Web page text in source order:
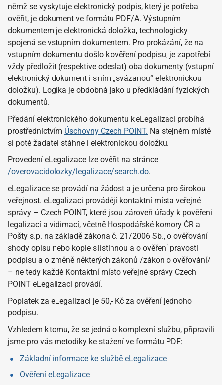
němž se vyskytuje elektronický podpis, který je potřeba
ověřit, je dokument ve formátu PDF/A. Výstupním
dokumentem je elektronická doložka, technologicky
spojená se vstupním dokumentem. Pro prokázání, že na
vstupním dokumentu došlo k ověření podpisu, je zapotřebí
vždy předložit (respektive odeslat) oba dokumenty (vstupní
elektronický dokument i s ním „svázanou“ elektronickou
doložku). Logika je obdobná jako u předkládání fyzických
dokumentů.
Předání elektronického dokumentu k eLegalizaci probíhá
prostřednictvím Úschovny Czech POINT. Na stejném místě
si poté žadatel stáhne i elektronickou doložku.
Provedení eLegalizace lze ověřit na stránce
/overovacidolozky/legalizace/search.do.
eLegalizace se provádí na žádost a je určena pro širokou
veřejnost. eLegalizaci provádějí kontaktní místa veřejné
správy – Czech POINT, které jsou zároveň úřady k pověřeni
legalizací a vidimací, včetně Hospodářské komory ČR a
Pošty s.p. na základě zákona č. 21/2006 Sb., o ověřování
shody opisu nebo kopie s listinnou a o ověření pravosti
podpisu a o změně některých zákonů /zákon o ověřování/
– ne tedy každé Kontaktní místo veřejné správy Czech
POINT eLegalizaci provádí.
Poplatek za eLegalizaci je 50,- Kč za ověření jednoho
podpisu.
Vzhledem k tomu, že se jedná o komplexní službu, připravili
jsme pro vás metodiky ke stažení ve formátu PDF:
Základní informace ke službě eLegalizace
Ověření eLegalizace